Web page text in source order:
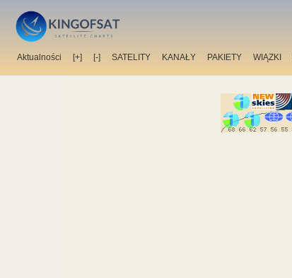
Aktualności [+] [-] SATELITY KANAŁY PAKIETY WIĄZKI